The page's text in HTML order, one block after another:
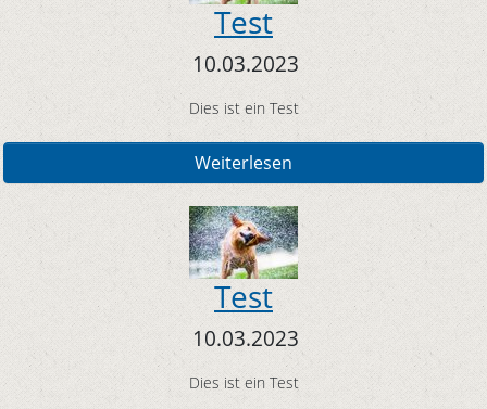
Test
10.03.2023
Dies ist ein Test
Weiterlesen
Test
10.03.2023
Dies ist ein Test